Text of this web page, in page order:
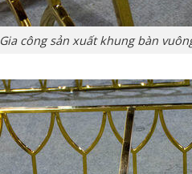
Gia công sản xuất khung bàn